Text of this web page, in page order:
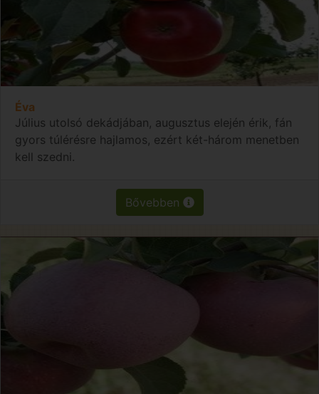
Éva
Július utolsó dekádjában, augusztus elején érik, fán
gyors túlérésre hajlamos, ezért két-három menetben
kell szedni.
Bővebben